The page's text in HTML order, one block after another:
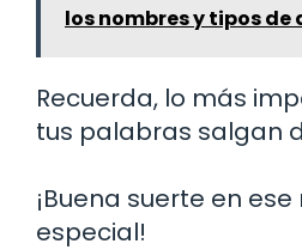
los nombres y tipos de
Recuerda, lo más
tus palabras salgan
¡Buena suerte en
especial!